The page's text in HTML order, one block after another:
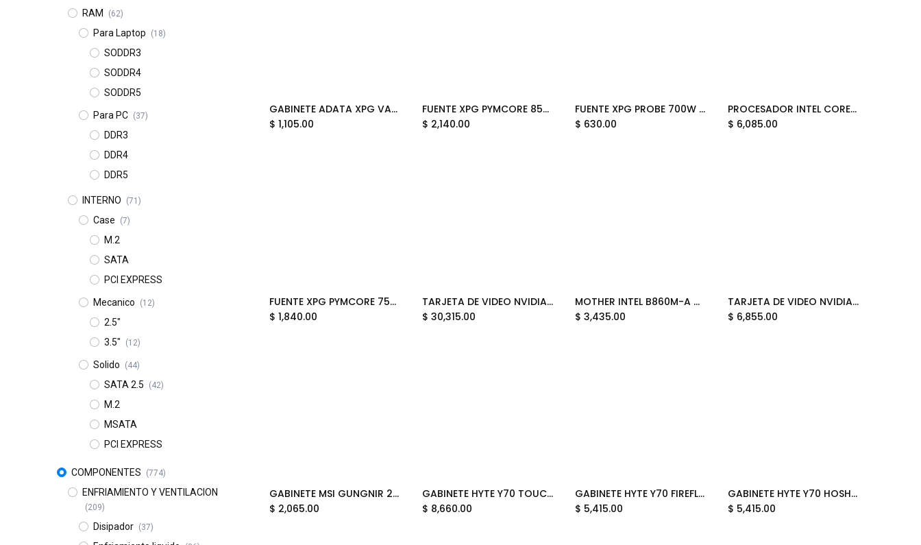
RAM (62)
Para Laptop (18)
SODDR3
SODDR4
SODDR5
Para PC (37)
DDR3
DDR4
DDR5
INTERNO (71)
Case (7)
M.2
SATA
PCI EXPRESS
Mecanico (12)
2.5"
3.5"
(12)
Solido (44)
SATA 2.5 (42)
M.2
MSATA
PCI EXPRESS
COMPONENTES (774)
ENFRIAMIENTO Y VENTILACION
(209)
Disipador (37)
Add to Cart
GABINETE ADATA XPG VALOR MESH NANO NEGRO ARGB MICRO-ATX S/FUENTE VALORMESHNANOMAA-BKCWW 12M DE GARANTIA
$ 1,105.00
Add to Cart
FUENTE XPG PYMCORE 850W 80 PLUS GOLD MODULAR SFX PYMCORE850G-BKCUS 12M DE GARANTIA
$ 2,140.00
Add to Cart
FUENTE XPG PROBE 700W 80 PLUS BRONCE NO MODULAR PROBE700B-BKCUS 12M DE GARANTIA
$ 630.00
Add to Cart
PROCESADOR INTEL CORE I7 12700 4.9GHZ LGA1700 BULK CM8071504555019 NO INCLUYE DISIPADOR 12M DE GARANTIA
$ 6,085.00
Add to Cart
FUENTE XPG PYMCORE 750W 80 PLUS GOLD MODULAR SFX PYMCORE750G-BKCUS 12M DE GARANTIA
$ 1,840.00
Add to Cart
TARJETA DE VIDEO NVIDIA GEFORCE RTX5080 EVO 16GB OC GDDR7 ASUS PRIME NEGRA 90YV0LX4-MVAA00 12M DE GARANTIA
$ 30,315.00
Add to Cart
MOTHER INTEL B860M-A WIFI ASUS PRIME LGA1851 4XDDR5 256GB M-ATX 90MB1JY0-M0EAY0 12M DE GARANTIA
$3,435.00
Add to Cart
TARJETA DE VIDEO NVIDIA GEFORCE RTX5060 8GB OC GDDR7 GIGABYTE WINDFORCE MAX GV-N5060WF2MAX OC-8GD 12M DE GARANTIA
$ 6,855.00
Add to Cart
GABINETE MSI GUNGNIR 212R PINK ARGB M-ATX AVENT USB-C C/TEMPLADO S/FUENTE MPG GUNGNIR 212R PZ PINK 12M DE GARANTIA
$ 2,065.00
Add to Cart
GABINETE HYTE Y70 TOUCH INFINITE GUNDAM WING EATX S/FUENTE CRISTAL BLANCO CS-HYTE-Y70TTI-GWING 12M DE GARANTIA
$ 8,660.00
Add to Cart
GABINETE HYTE Y70 FIREFLY JP EATX S/FUENTE CRISTAL GRIS CS-HYTE-Y70-FFLY-JP 12M DE GARANTIA
$ 5,415.00
Add to Cart
GABINETE HYTE Y70 HOSHIMACHI SUISEI EATX S/FUENTE CRISTAL AZUL CS-HYTE-Y70-SUISEI 12M DE GARANTIA
$ 5,415.00